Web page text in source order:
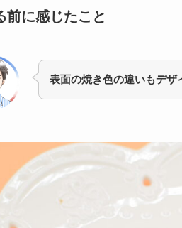
前に感じたこと
表面の焼き色の違いもデザ